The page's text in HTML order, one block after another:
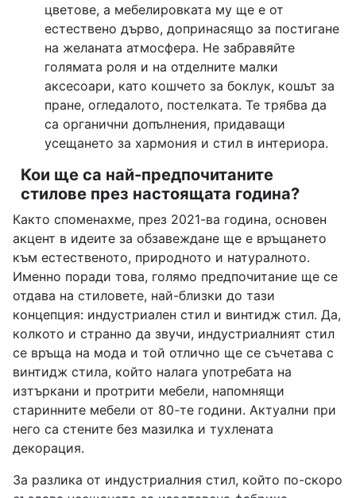
цветове, а мебелировката му ще е от
естествено дърво, допринасящо за постигане
на желаната атмосфера. Не забравяйте
голямата роля и на отделните малки
аксесоари, като кошчето за боклук, кошът за
пране, огледалото, постелката. Те трябва да
са органични допълнения, придаващи
усещането за хармония и стил в интериора.
Кои ще са най-предпочитаните
стилове през настоящата година?
Както споменахме, през 2021-ва година, основен
акцент в идеите за обзавеждане ще е връщането
към естественото, природното и натуралното.
Именно поради това, голямо предпочитание ще се
отдава на стиловете, най-близки до тази
концепция: индустриален стил и винтидж стил. Да,
колкото и странно да звучи, индустриалният стил
се връща на мода и той отлично ще се съчетава с
винтидж стила, който налага употребата на
изтъркани и протрити мебели, напомнящи
старинните мебели от 80-те години. Актуални при
него са стените без мазилка и тухлената
декорация.
За разлика от индустриалния стил, който по-скоро